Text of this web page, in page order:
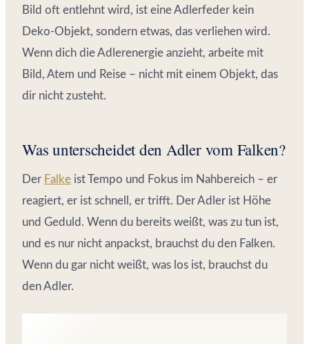
Bild oft entlehnt wird, ist eine Adlerfeder kein
Deko-Objekt, sondern etwas, das verliehen wird.
Wenn dich die Adlerenergie anzieht, arbeite mit
Bild, Atem und Reise – nicht mit einem Objekt, das
dir nicht zusteht.
Was unterscheidet den Adler vom Falken?
Der Falke ist Tempo und Fokus im Nahbereich – er
reagiert, er ist schnell, er trifft. Der Adler ist Höhe
und Geduld. Wenn du bereits weißt, was zu tun ist,
und es nur nicht anpackst, brauchst du den Falken.
Wenn du gar nicht weißt, was los ist, brauchst du
den Adler.